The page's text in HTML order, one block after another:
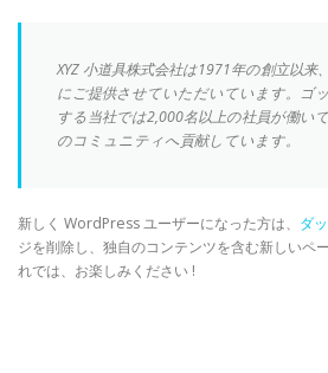
XYZ 小道具株式会社は1971年の創立以来
にご提供させていただいています。ゴ
する当社では2,000名以上の社員が働い
のコミュニティへ貢献しています。
新しく WordPress ユーザーになった方は、 ダ
ジを削除し、独自のコンテンツを含む新しいペ
れでは、お楽しみください !